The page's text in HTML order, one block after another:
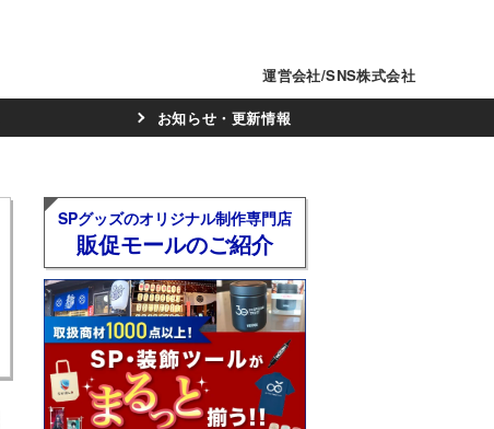
運営会社/SNS株式会社
お知らせ・更新情報
SPグッズのオリジナル制作専門店
販促モールのご紹介